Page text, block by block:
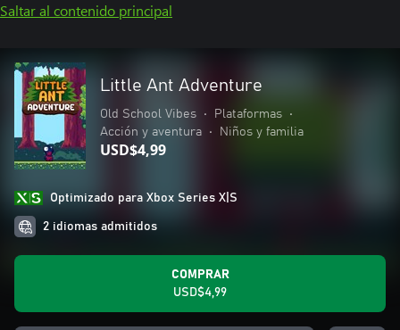
Saltar al contenido principal
Little Ant Adventure
Old School Vibes • Plataformas
•
Acción y aventura
• Niños y familia
USD$4,99
Optimizado para Xbox Series X|S
2 idiomas admitidos
COMPRAR
USD$4,99